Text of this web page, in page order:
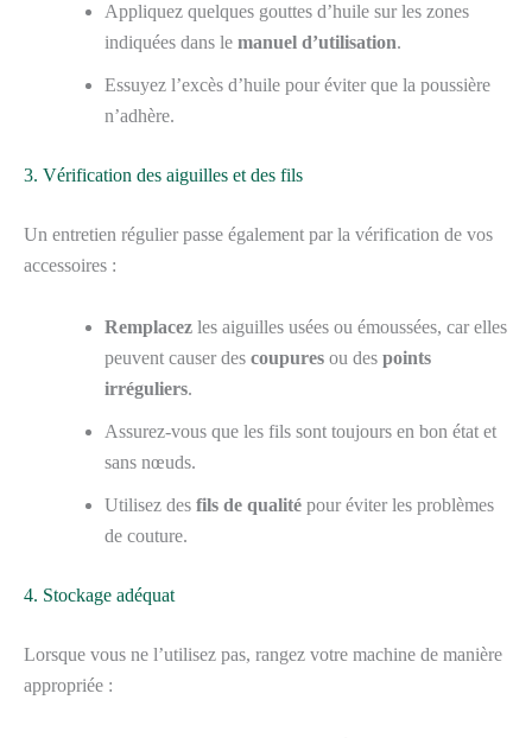
Appliquez quelques gouttes d’huile sur les zones
indiquées dans le manuel d’utilisation.
Essuyez l’excès d’huile pour éviter que la poussière
n’adhère.
3. Vérification des aiguilles et des fils
Un entretien régulier passe également par la vérification de vos
accessoires :
Remplacez les aiguilles usées ou émoussées, car elles
peuvent causer des coupures ou des points
irréguliers.
Assurez-vous que les fils sont toujours en bon état et
sans nœuds.
Utilisez des fils de qualité pour éviter les problèmes
de couture.
4. Stockage adéquat
Lorsque vous ne l’utilisez pas, rangez votre machine de manière
appropriée :